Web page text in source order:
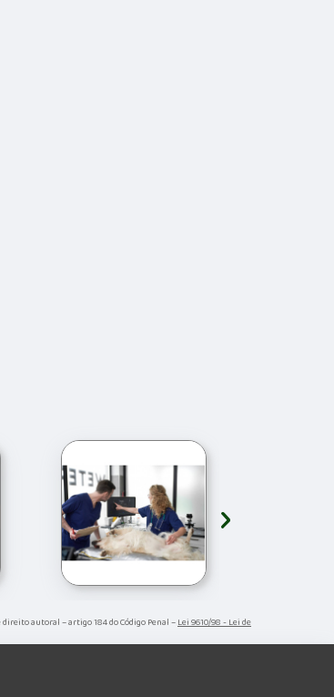
›
autoral – artigo 184 do Código Penal –Lei 9610/98 - Lei de